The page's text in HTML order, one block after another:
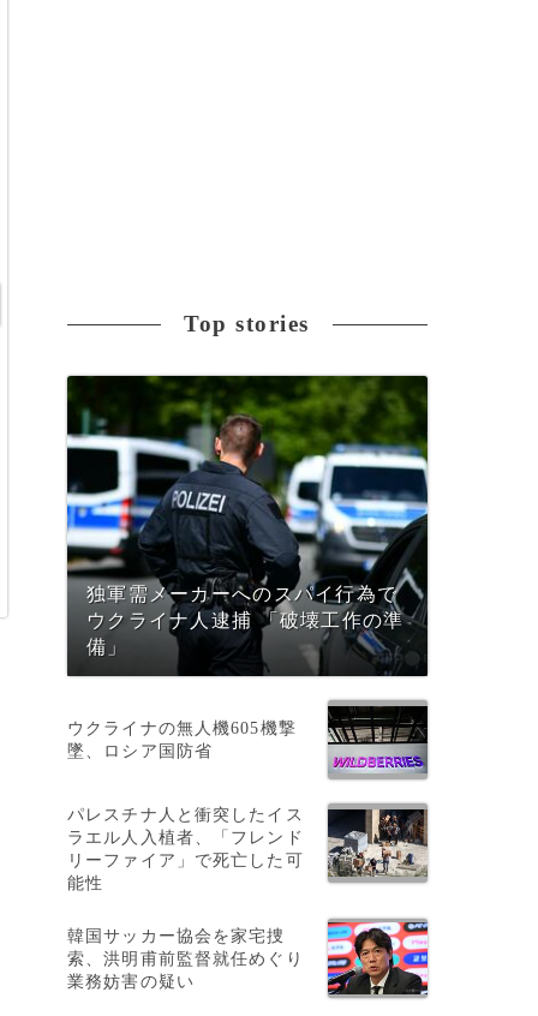
Top stories
独軍需メーカーへのスパイ行為で
ウクライナ人逮捕 「破壊工作の準
備」
ウクライナの無人機605機撃
墜、ロシア国防省
パレスチナ人と衝突したイス
ラエル人入植者、「フレンド
リーファイア」で死亡した可
能性
韓国サッカー協会を家宅捜
索、洪明甫前監督就任めぐり
業務妨害の疑い